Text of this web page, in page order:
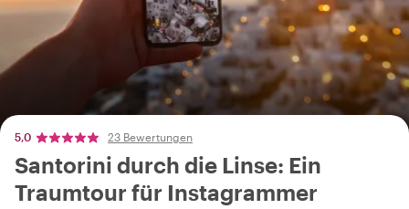
5,0 23 Bewertungen
Santorini durch die Linse: Ein
Traumtour für Instagrammer